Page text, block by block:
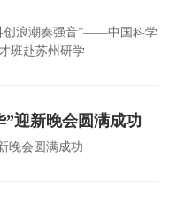
创浪潮奏强音”——中国科学
班赴苏州研学
”迎新晚会圆满成功
晚会圆满成功